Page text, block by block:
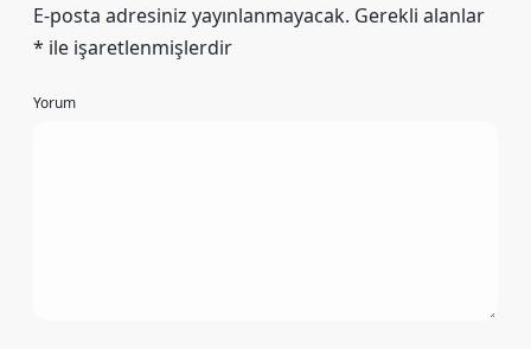
E-posta adresiniz yayınlanmayacak. Gerekli alanlar
* ile işaretlenmişlerdir
Yorum